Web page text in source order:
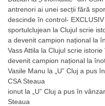
antrenori ai unei secții fără
descinde în control- EXCLUSIV
sportulclujean la Clujul scrie
a devenit campion național la
Vass Attila la Clujul scrie istorie
devenit campion național la
Vasile Manu la
„U” Cluj a pus
CSA Steaua
ionut la
„U” Cluj a pus în
Steaua